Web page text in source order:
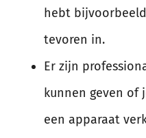
hebt
tevoren in.
Er zijn
kunnen geven of
een apparaat